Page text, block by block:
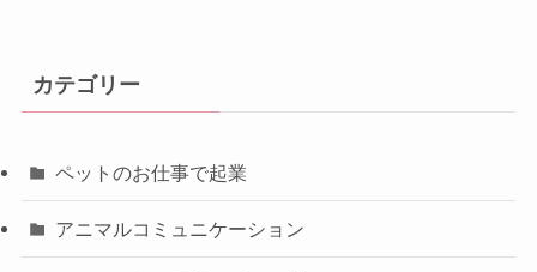
カテゴリー
ペットのお仕事で起業
アニマルコミュニケーション